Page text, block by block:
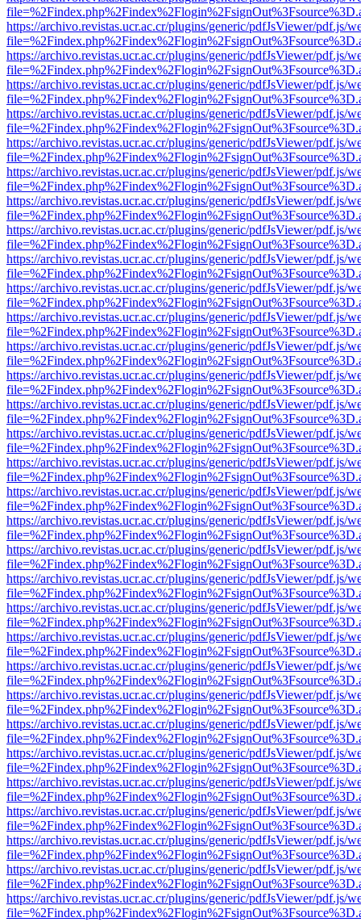
https://archivo.revistas.ucr.ac.cr/plugins/generic/pdfJsViewer/pdf.js/
https://archivo.revistas.ucr.ac.cr/plugins/generic/pdfJsViewer/pdf.js/
https://archivo.revistas.ucr.ac.cr/plugins/generic/pdfJsViewer/pdf.js/
https://archivo.revistas.ucr.ac.cr/plugins/generic/pdfJsViewer/pdf.js/
https://archivo.revistas.ucr.ac.cr/plugins/generic/pdfJsViewer/pdf.js/
https://archivo.revistas.ucr.ac.cr/plugins/generic/pdfJsViewer/pdf.js/
https://archivo.revistas.ucr.ac.cr/plugins/generic/pdfJsViewer/pdf.js/
https://archivo.revistas.ucr.ac.cr/plugins/generic/pdfJsViewer/pdf.js/
https://archivo.revistas.ucr.ac.cr/plugins/generic/pdfJsViewer/pdf.js/
https://archivo.revistas.ucr.ac.cr/plugins/generic/pdfJsViewer/pdf.js/
https://archivo.revistas.ucr.ac.cr/plugins/generic/pdfJsViewer/pdf.js/
https://archivo.revistas.ucr.ac.cr/plugins/generic/pdfJsViewer/pdf.js/
https://archivo.revistas.ucr.ac.cr/plugins/generic/pdfJsViewer/pdf.js/
https://archivo.revistas.ucr.ac.cr/plugins/generic/pdfJsViewer/pdf.js/
https://archivo.revistas.ucr.ac.cr/plugins/generic/pdfJsViewer/pdf.js/
https://archivo.revistas.ucr.ac.cr/plugins/generic/pdfJsViewer/pdf.js/
https://archivo.revistas.ucr.ac.cr/plugins/generic/pdfJsViewer/pdf.js/
https://archivo.revistas.ucr.ac.cr/plugins/generic/pdfJsViewer/pdf.js/
https://archivo.revistas.ucr.ac.cr/plugins/generic/pdfJsViewer/pdf.js/
https://archivo.revistas.ucr.ac.cr/plugins/generic/pdfJsViewer/pdf.js/
https://archivo.revistas.ucr.ac.cr/plugins/generic/pdfJsViewer/pdf.js/
https://archivo.revistas.ucr.ac.cr/plugins/generic/pdfJsViewer/pdf.js/
https://archivo.revistas.ucr.ac.cr/plugins/generic/pdfJsViewer/pdf.js/
https://archivo.revistas.ucr.ac.cr/plugins/generic/pdfJsViewer/pdf.js/
https://archivo.revistas.ucr.ac.cr/plugins/generic/pdfJsViewer/pdf.js/
https://archivo.revistas.ucr.ac.cr/plugins/generic/pdfJsViewer/pdf.js/
https://archivo.revistas.ucr.ac.cr/plugins/generic/pdfJsViewer/pdf.js/
https://archivo.revistas.ucr.ac.cr/plugins/generic/pdfJsViewer/pdf.js/
https://archivo.revistas.ucr.ac.cr/plugins/generic/pdfJsViewer/pdf.js/
https://archivo.revistas.ucr.ac.cr/plugins/generic/pdfJsViewer/pdf.js/
https://archivo.revistas.ucr.ac.cr/plugins/generic/pdfJsViewer/pdf.js/